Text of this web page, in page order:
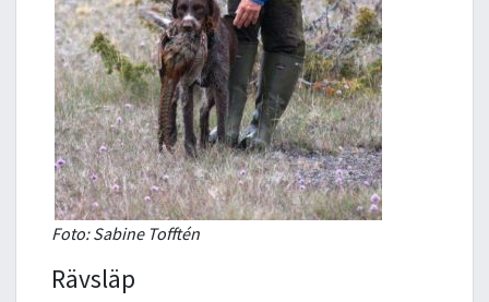
Foto: Sabine Tofftén
Rävsläp